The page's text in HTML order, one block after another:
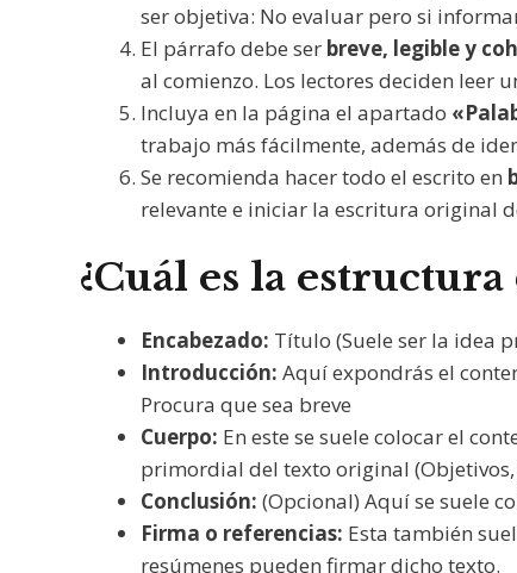
ser objetiva: No evaluar pero si
El párrafo debe ser breve, legible y
al comienzo. Los lectores deciden leer
Incluya en la página el apartado
trabajo más fácilmente, además de
Se recomienda hacer todo el escrito en
relevante e iniciar la escritura original
¿Cuál es la
Encabezado: Título (Suele ser la idea
Introducción: Aquí expondrás el
Procura que sea breve
Cuerpo: En este se suele colocar el
primordial del texto original
Conclusión: (Opcional) Aquí se suele
Firma o referencias: Esta también
resúmenes pueden firmar dicho texto.